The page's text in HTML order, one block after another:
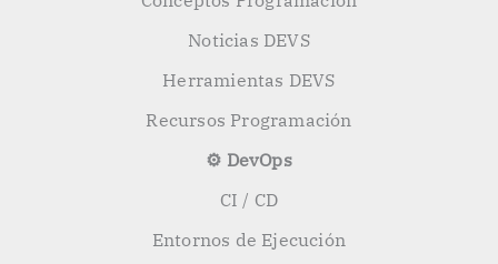
Noticias DEVS
Herramientas DEVS
Recursos Programación
⚙️ DevOps
CI / CD
Entornos de Ejecución